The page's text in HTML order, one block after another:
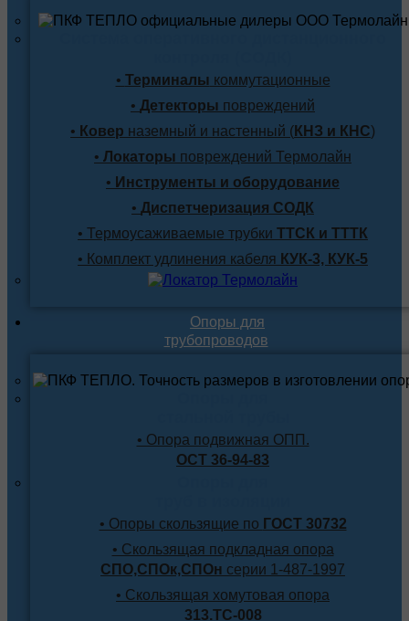
• Терминалы коммутационные
• Детекторы повреждений
• Ковер наземный и настенный (КНЗ и КНС)
• Локаторы повреждений Термолайн
• Инструменты и оборудование
• Диспетчеризация СОДК
• Термоусаживаемые трубки ТТСК и ТТТК
• Комплект удлинения кабеля КУК-3, КУК-5
Опоры для
трубопроводов
• Опора подвижная ОПП.
ОСТ 36-94-83
• Опоры скользящие по ГОСТ 30732
• Скользящая подкладная опора
СПО,СПОк,СПОн серии 1-487-1997
• Скользящая хомутовая опора
313.ТС-008